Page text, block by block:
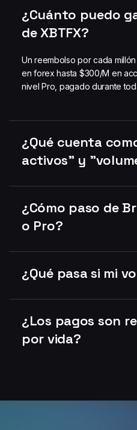
¿Cuánto puedo
de XBTFX?
Un reembolso por cada
en forex hasta $300/M en
nivel Pro, pagado durante
¿Qué cuenta
activos" y
¿Cómo paso de
o Pro?
¿Qué pasa si mi
¿Los pagos son
por vida?